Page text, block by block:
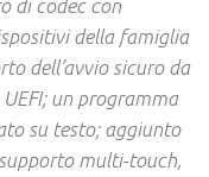
di codec con
della famiglia
dell’avvio sicuro da
un programma
su testo; aggiunto
multi-touch,